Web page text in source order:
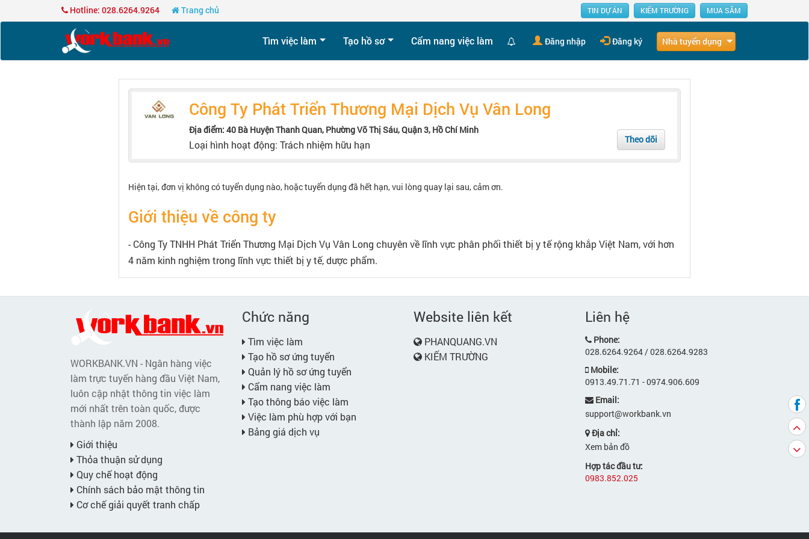
Hotline: 028.6264.9264 Trang chủ TIN DỰ ÁN KIẾM TRƯỜNG MUA SẮM
Tìm việc làm Tạo hồ sơ Cẩm nang việc làm Đăng nhập Đăng ký Nhà tuyển dụng
Công Ty Phát Triển Thương Mại Dịch Vụ Vân Long
Địa điểm: 40 Bà Huyện Thanh Quan, Phường Võ Thị Sáu, Quận 3, Hồ Chí Minh
Loại hình hoạt động: Trách nhiệm hữu hạn Theo dõi
Hiện tại, đơn vị không có tuyển dụng nào, hoặc tuyển dụng đã hết hạn, vui lòng quay lại sau, cảm ơn.
Giới thiệu về công ty
- Công Ty TNHH Phát Triển Thương Mại Dịch Vụ Vân Long chuyên về lĩnh vực phân phối thiết bị y tế rộng khắp Việt Nam, với hơn
4 năm kinh nghiệm trong lĩnh vực thiết bị y tế, dược phẩm.
WORKBANK.VN - Ngân hàng việc
làm trực tuyến hàng đầu Việt Nam,
luôn cập nhật thông tin việc làm
mới nhất trên toàn quốc, được
thành lập năm 2008.
Giới thiệu
Thỏa thuận sử dụng
Quy chế hoạt động
Chính sách bảo mật thông tin
Cơ chế giải quyết tranh chấp
Chức năng
Tìm việc làm
Tạo hồ sơ ứng tuyển
Quản lý hồ sơ ứng tuyển
Cẩm nang việc làm
Tạo thông báo việc làm
Việc làm phù hợp với bạn
Bảng giá dịch vụ
Website liên kết
PHANQUANG.VN
KIẾM TRƯỜNG
Liên hệ
Phone:
028.6264.9264 / 028.6264.9283
Mobile:
0913.49.71.71 - 0974.906.609
Email:
support@workbank.vn
Địa chỉ:
Xem bản đồ
Hợp tác đầu tư:
0983.852.025